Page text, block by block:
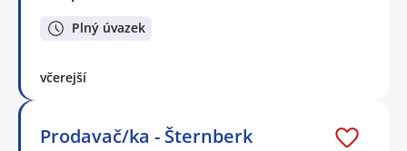
Plný úvazek
včerejší
Prodavač/ka - Šternberk